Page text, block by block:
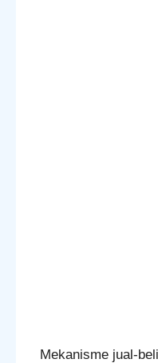
Mekanisme jual-